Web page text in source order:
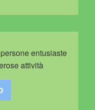
entusiaste
attività